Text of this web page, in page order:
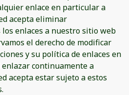
enlace en particular a
acepta eliminar
enlaces a nuestro sitio web
el derecho de modificar
y su política de enlaces en
continuamente a
acepta estar sujeto a estos